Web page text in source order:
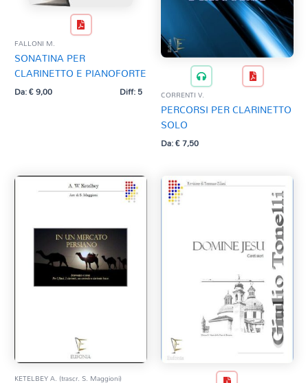
FALLONI M.
SONATINA PER
CLARINETTO E PIANOFORTE
Da:€9,00 Diff: 5 CORRENTI V.
PERCORSI PER CLARINETTO
SOLO
Da:€7,50
KETELBEY A. (trascr. S. Maggioni)